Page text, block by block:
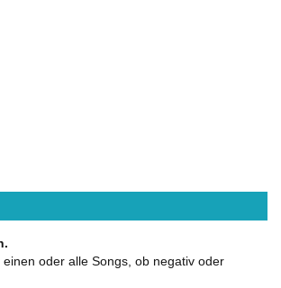
oder alle Songs, ob negativ oder